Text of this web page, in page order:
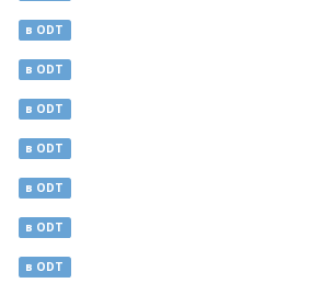
в ODT
в ODT
в ODT
в ODT
в ODT
в ODT
в ODT